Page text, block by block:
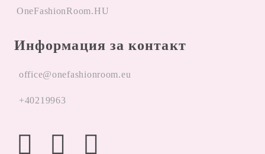
OneFashionRoom.HU
Информация за контакт
office@onefashionroom.eu
+40219963